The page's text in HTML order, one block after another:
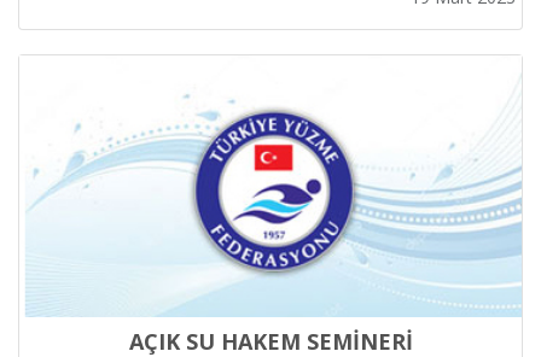
AÇIK SU HAKEM SEMİNERİ